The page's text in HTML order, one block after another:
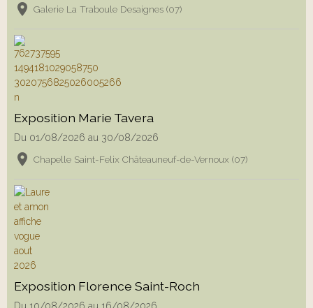
Galerie La Traboule Desaignes (07)
Exposition Marie Tavera
Du 01/08/2026 au 30/08/2026
Chapelle Saint-Felix Châteauneuf-de-Vernoux (07)
Exposition Florence Saint-Roch